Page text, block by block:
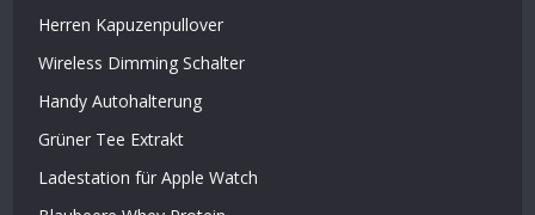
Herren Kapuzenpullover
Wireless Dimming Schalter
Handy Autohalterung
Grüner Tee Extrakt
Ladestation für Apple Watch